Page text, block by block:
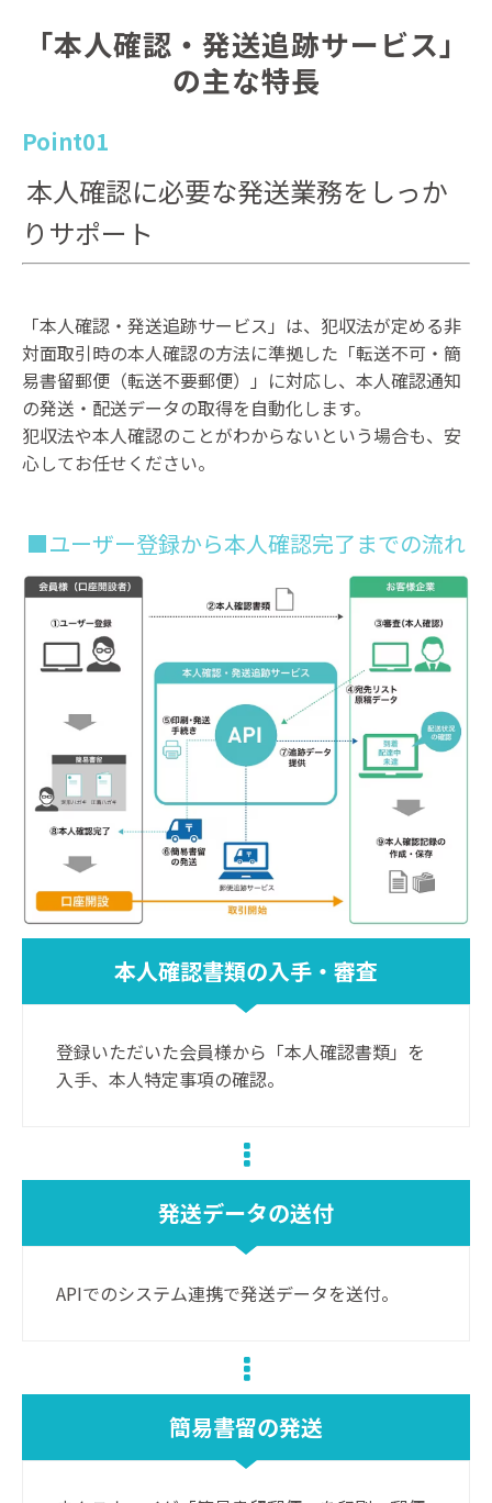
「本人確認・発送追跡サービス」
の主な特長
Point01
本人確認に必要な発送業務をしっか
りサポート
「本人確認・発送追跡サービス」は、犯収法が定める非
対面取引時の本人確認の方法に準拠した「転送不可・簡
易書留郵便（転送不要郵便）」に対応し、本人確認通知
の発送・配送データの取得を自動化します。
犯収法や本人確認のことがわからないという場合も、安
心してお任せください。
■ユーザー登録から本人確認完了までの流れ
本人確認書類の入手・審査
登録いただいた会員様から「本人確認書類」を
入手、本人特定事項の確認。
発送データの送付
APIでのシステム連携で発送データを送付。
簡易書留の発送